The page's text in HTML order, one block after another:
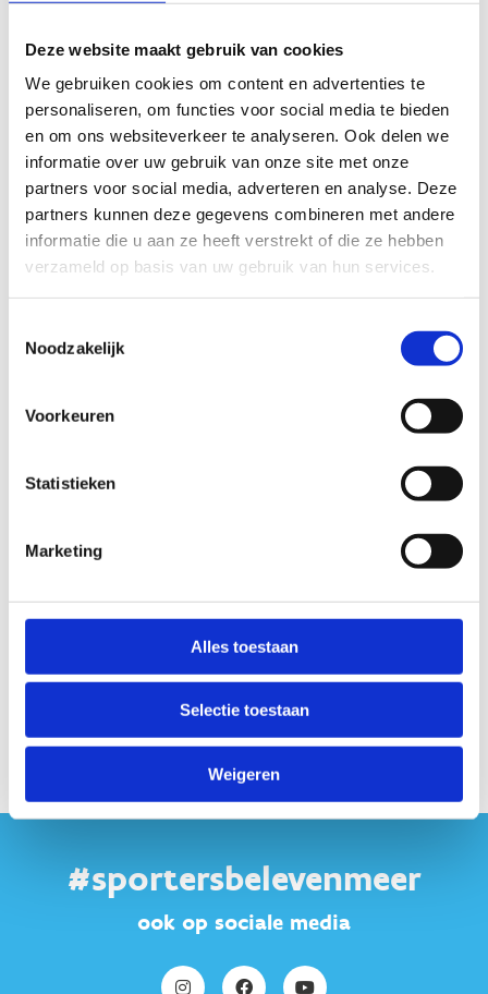
Deze website maakt gebruik van cookies
We gebruiken cookies om content en advertenties te
personaliseren, om functies voor social media te bieden
en om ons websiteverkeer te analyseren. Ook delen we
informatie over uw gebruik van onze site met onze
partners voor social media, adverteren en analyse. Deze
partners kunnen deze gegevens combineren met andere
informatie die u aan ze heeft verstrekt of die ze hebben
verzameld op basis van uw gebruik van hun services.
Noodzakelijk
Voorkeuren
Statistieken
Marketing
Alles toestaan
Selectie toestaan
Weigeren
willen we toch allemaal? Vaak kan je daar als stad of
groot stuk toe bijdragen. Het Vlaams Instituut Gezond
leven en Sport Vlaanderen lanceren daarom "10.000
stappen gaat voor meer". Met dit grootschalig
beweegproject willen we de inwoners van jouw stad of
gemeente aanzetten tot meer beweging.
Bewegen: we weten allemaal hoe belangrijk het is, maar
toch doen we het nog steeds te weinig.
Slechts 64% van de volwassenen haalt de aanbeveling van
Om dat cijfer op te krikken, lanceerden het Vlaams
Logo’s en Agentschap Zorg de
beweegcampagne
Hieronder vind je de focuspunten per projectjaar.
2022: beweegroutes in jouw gemeente
2023: inzetten op het STOP-principe en gezonde
2024: lokale beweegacties i.s.m. het verenigingsleven
Meer info 10.000 stappen
#sportersbelevenmeer
ook op sociale media